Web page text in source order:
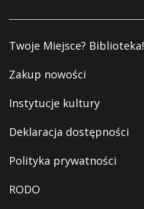
Twoje Miejsce? Biblioteka!
Zakup nowości
Instytucje kultury
Deklaracja dostępności
Polityka prywatności
RODO